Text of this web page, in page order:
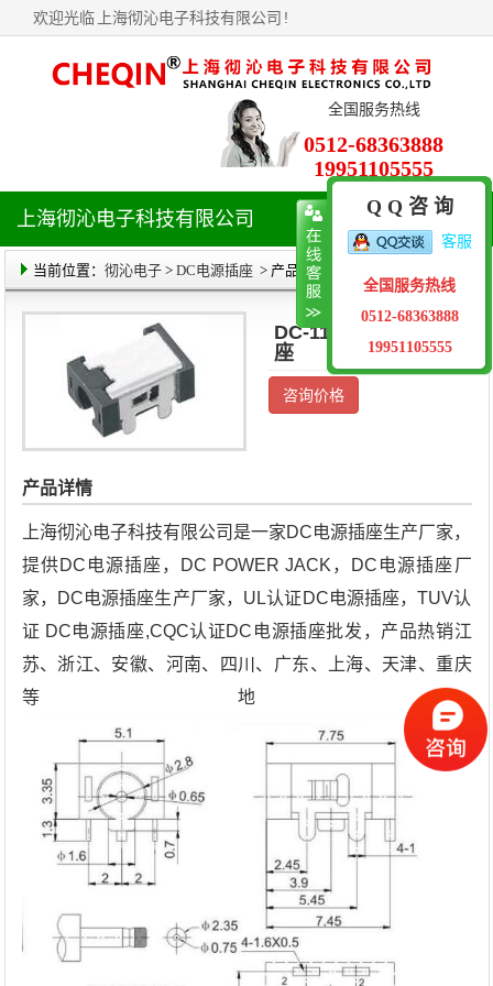
欢迎光临 上海彻沁电子科技有限公司 !
全国服务热线
0512-68363888
19951105555
航
单
上海彻沁电子科技有限公司
当前位置： 彻沁电子> DC电源插座 > 产品详情
DC-118 DC电源插
座
咨询价格
产品详情
上海彻沁电子科技有限公司是一家DC电源插座生产厂家，
提供DC电源插座，DC POWER JACK，DC电源插座厂
家，DC电源插座生产厂家，UL认证DC电源插座，TUV认
证 DC电源插座,CQC认证DC电源插座批发，产品热销江
苏、浙江、安徽、河南、四川、广东、上海、天津、重庆
等地。
Q Q 咨 询
客服
全国服务热线
0512-68363888
19951105555